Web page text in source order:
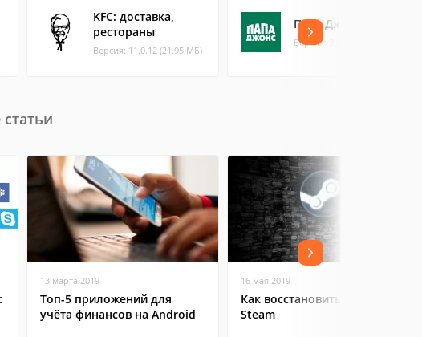
KFC: доставка,
рестораны
Версия: 11.0.12 (21.95 МБ)
Папа Джонс
Версия: 3.0.49 (20.54 МБ)
13 марта 2019
Топ-5 приложений для
учёта финансов на Android
16 мая 2019
Как восстановить аккаунт в
Steam